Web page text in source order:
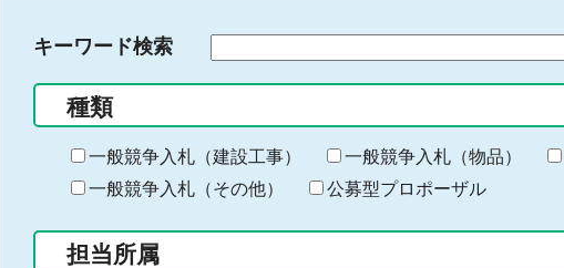
キーワード検索
る
キ
ー
ー
種類
一般競争入札（建設工事） 一般競争入札（物品）
一般競争入札（その他）
公募型プロポーザル
担当所属